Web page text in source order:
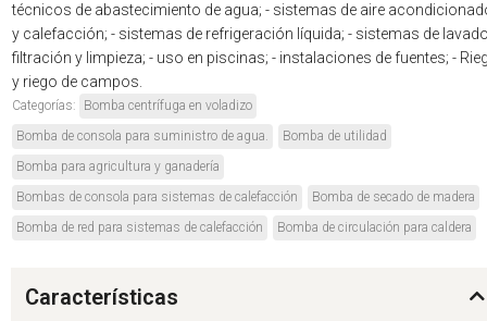
técnicos de abastecimiento de agua; - sistemas de aire
y calefacción; - sistemas de refrigeración líquida; - sistemas de
filtración y limpieza; - uso en piscinas; - instalaciones de fuentes; -
y riego de campos.
Categorías:
Bomba centrífuga en voladizo
Bomba de consola para suministro de agua.
Bomba de utilidad
Bomba para agricultura y ganadería
Bombas de consola para sistemas de calefacción
Bomba de secado de madera
Bomba de red para sistemas de calefacción
Bomba de circulación para caldera
Características